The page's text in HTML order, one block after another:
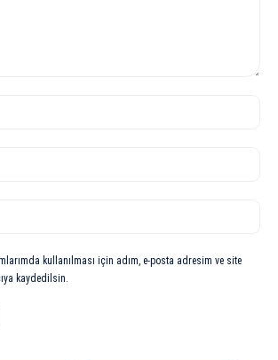
kullanılması için adım, e-posta adresim ve site
kaydedilsin.